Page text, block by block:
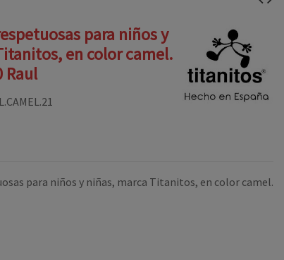
para niños y
en color camel.
Raul
para niños y niñas, marca Titanitos, en color camel.